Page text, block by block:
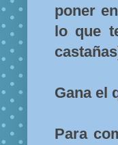
poner
lo que
Gana el
Para